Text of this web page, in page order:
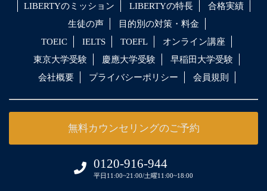
LIBERTYのミッション LIBERTYの特長
合格実績
生徒の声
目的別の対策・料金
TOEIC
IELTS TOEFL
オンライン講座
東京大学受験
慶應大学受験
早稲田大学受験
会社概要
プライバシーポリシー 会員規則
無料カウンセリングのご予約
0120-916-944
平日11:00~21:00/土曜11:00~18:00